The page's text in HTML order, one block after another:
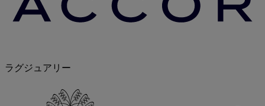
ラグジュアリー